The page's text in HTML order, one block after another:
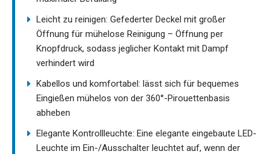
Leicht zu reinigen: Gefederter Deckel mit großer
Öffnung für mühelose Reinigung – Öffnung per
Knopfdruck, sodass jeglicher Kontakt mit Dampf
verhindert wird
Kabellos und komfortabel: lässt sich für bequemes
Eingießen mühelos von der 360°-Pirouettenbasis
abheben
Elegante Kontrollleuchte: Eine elegante eingebaute LED-
Leuchte im Ein-/Ausschalter leuchtet auf, wenn der